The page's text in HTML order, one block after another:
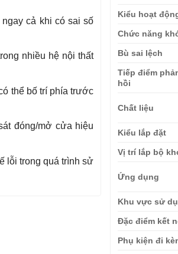
cả khi có sai số
nhiều hệ nội thất
thể bố trí phía trước
đóng/mở cửa hiệu
lỗi trong quá trình sử
Kiểu hoạt
Chức năng
Bù sai lệch
Tiếp điểm
hồi
Chất liệu
Kiểu lắp đặt
Vị trí lắp bộ
Ứng dụng
Khu vực sử
Đặc điểm kết
Phụ kiện đi